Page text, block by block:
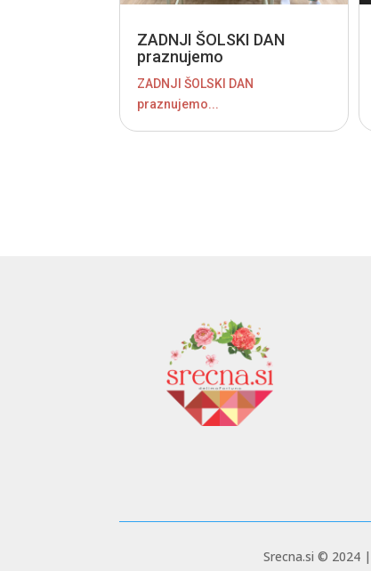
ZADNJI ŠOLSKI DAN
praznujemo
ZADNJI ŠOLSKI DAN
praznujemo...
Srecna.si © 2024 |